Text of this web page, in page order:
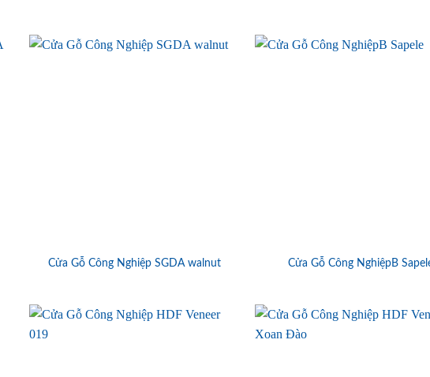
Cửa Gỗ Công Nghiệp SGDA walnut Cửa Gỗ Công NghiệpB